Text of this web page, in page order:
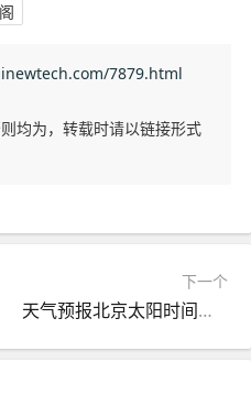
7879.html
均为，转载时请以链接形式
下一个
天气预报北京太阳时间查询，北京太阳升起时刻表